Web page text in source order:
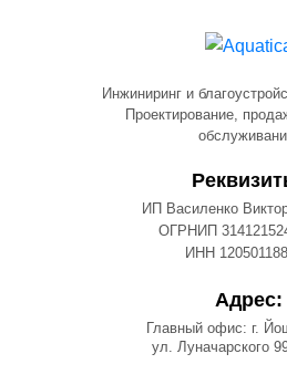
Инжиниринг и
Проектирование,
ИП Василенко
ОГРНИП
ИНН
Адрес:
Главный офис: г.
ул. Луначарского